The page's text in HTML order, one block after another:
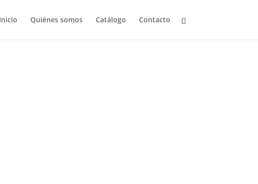
Inicio Quiénes somos Catálogo Contacto